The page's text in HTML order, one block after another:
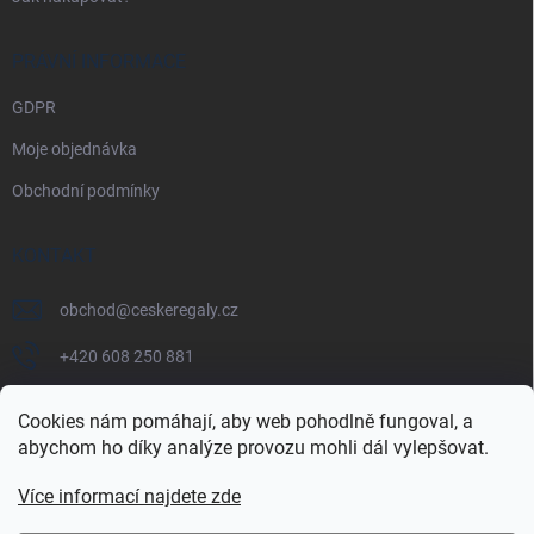
Cookies nám pomáhají, aby web pohodlně fungoval, a
abychom ho díky analýze provozu mohli dál vylepšovat.
Více informací najdete zde
PRÁVNÍ INFORMACE
GDPR
Moje objednávka
Obchodní podmínky
KONTAKT
obchod@ceskeregaly.cz
+420 608 250 881